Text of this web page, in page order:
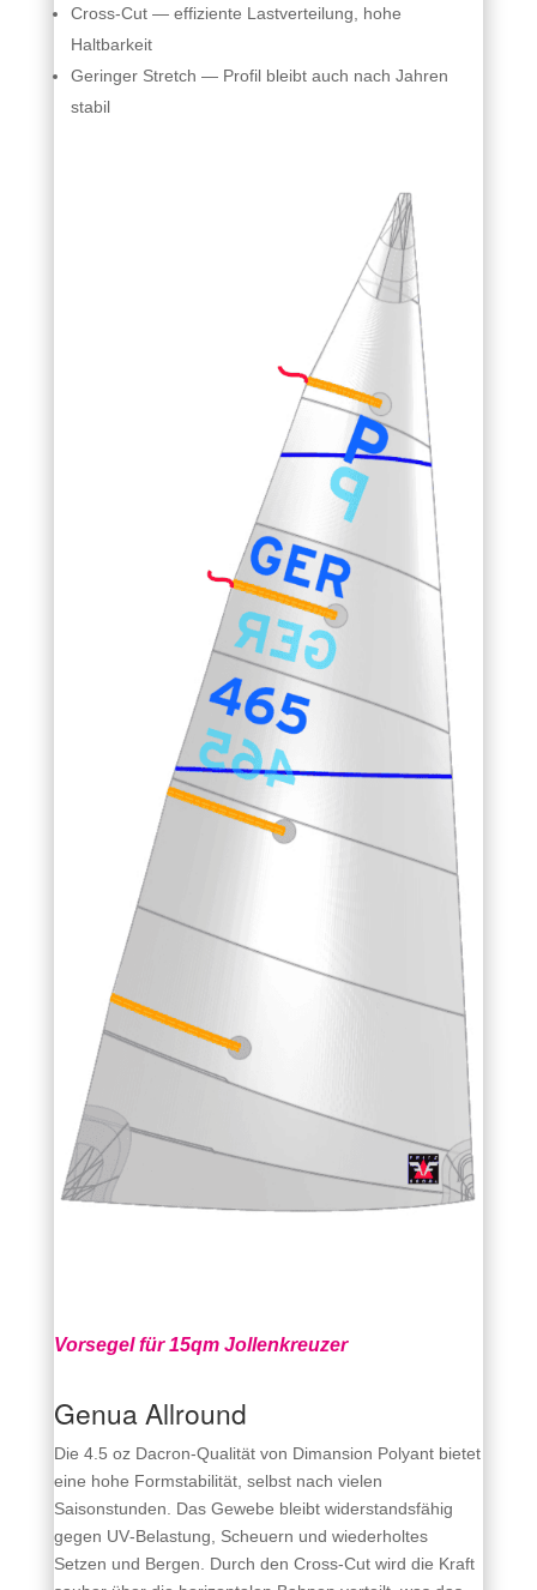
Cross‑Cut — effiziente Lastverteilung, hohe
Haltbarkeit
Geringer Stretch — Profil bleibt auch nach Jahren
stabil
Vorsegel für 15qm Jollenkreuzer
Genua Allround
Die 4.5 oz Dacron‑Qualität von Dimansion Polyant bietet
eine hohe Formstabilität, selbst nach vielen
Saisonstunden. Das Gewebe bleibt widerstandsfähig
gegen UV‑Belastung, Scheuern und wiederholtes
Setzen und Bergen. Durch den Cross‑Cut wird die Kraft